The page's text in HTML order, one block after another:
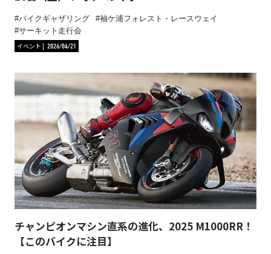
バイクギャザリング
袖ケ浦フォレスト・レースウェイ
サーキット走行会
イベント
2026/04/21
チャンピオンマシン直系の進化、2025 M1000RR！
【このバイクに注目】